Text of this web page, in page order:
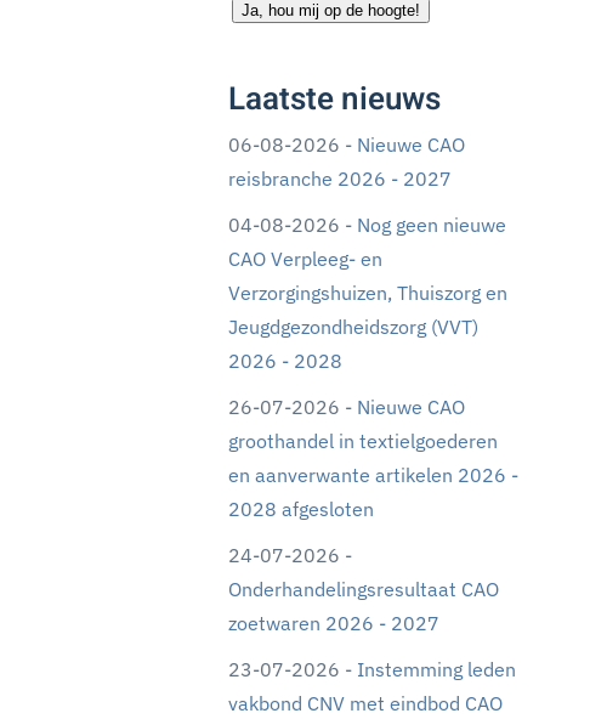
Ja, hou mij op de hoogte!
Laatste nieuws
06-08-2026 - Nieuwe CAO
reisbranche 2026 - 2027
04-08-2026 - Nog geen nieuwe
CAO Verpleeg- en
Verzorgingshuizen, Thuiszorg en
Jeugdgezondheidszorg (VVT)
2026 - 2028
26-07-2026 - Nieuwe CAO
groothandel in textielgoederen
en aanverwante artikelen 2026 -
2028 afgesloten
24-07-2026 -
Onderhandelingsresultaat CAO
zoetwaren 2026 - 2027
23-07-2026 - Instemming leden
vakbond CNV met eindbod CAO